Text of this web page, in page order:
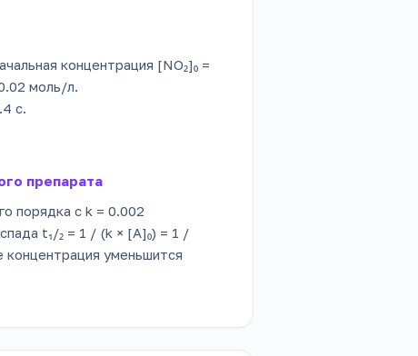
концентрация [NO₂]₀ =
моль/л.
с.
препарата
порядка с k = 0.002
t₁/₂ = 1 / (k × [A]₀) = 1 /
уменьшится